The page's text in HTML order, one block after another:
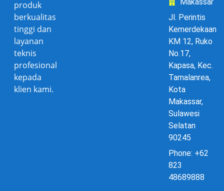
produk
berkualitas
tinggi dan
layanan
teknis
profesional
kepada
klien kami.
Jl. Perintis
Kemerdekaan
KM 12, Ruko
No.17,
Kapasa, Kec.
Tamalanrea,
Kota
Makassar,
Sulawesi
Selatan
90245
Phone: +62
823
48689888